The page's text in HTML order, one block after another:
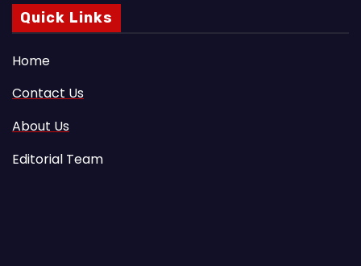
Quick Links
Home
Contact Us
About Us
Editorial Team